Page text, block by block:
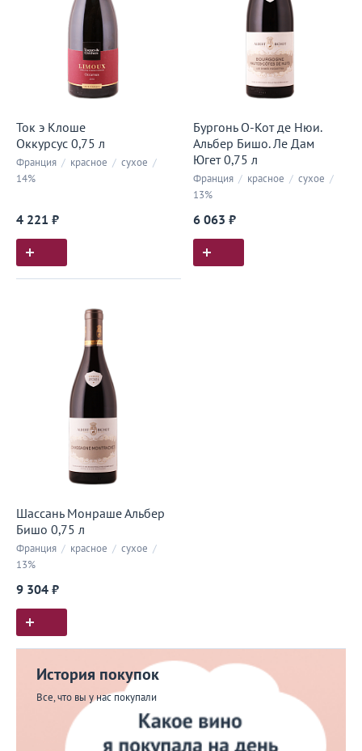
Ток э Клоше
Оккурсус 0,75 л
Франция / красное / сухое /
14%
4 221 ₽
Бургонь О-Кот де Нюи.
Альбер Бишо. Ле Дам
Югет 0,75 л
Франция / красное / сухое /
13%
6 063 ₽
Шассань Монраше Альбер
Бишо 0,75 л
Франция / красное / сухое /
13%
9 304 ₽
История покупок
Все, что вы у нас покупали